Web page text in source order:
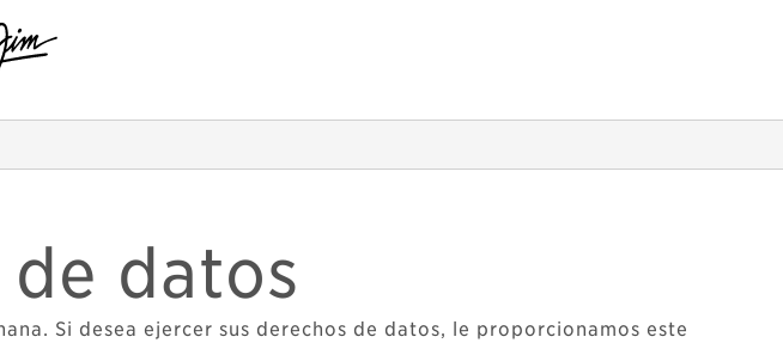
datos
Si desea ejercer sus derechos de datos, le proporcionamos este